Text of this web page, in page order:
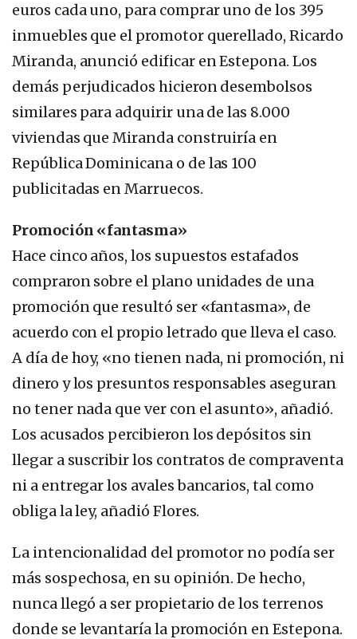
euros cada uno, para comprar uno de los 395
inmuebles que el promotor querellado, Ricardo
Miranda, anunció edificar en Estepona. Los
demás perjudicados hicieron desembolsos
similares para adquirir una de las 8.000
viviendas que Miranda construiría en
República Dominicana o de las 100
publicitadas en Marruecos.
Promoción «fantasma»
Hace cinco años, los supuestos estafados
compraron sobre el plano unidades de una
promoción que resultó ser «fantasma», de
acuerdo con el propio letrado que lleva el caso.
A día de hoy, «no tienen nada, ni promoción, ni
dinero y los presuntos responsables aseguran
no tener nada que ver con el asunto», añadió.
Los acusados percibieron los depósitos sin
llegar a suscribir los contratos de compraventa
ni a entregar los avales bancarios, tal como
obliga la ley, añadió Flores.
La intencionalidad del promotor no podía ser
más sospechosa, en su opinión. De hecho,
nunca llegó a ser propietario de los terrenos
donde se levantaría la promoción en Estepona.